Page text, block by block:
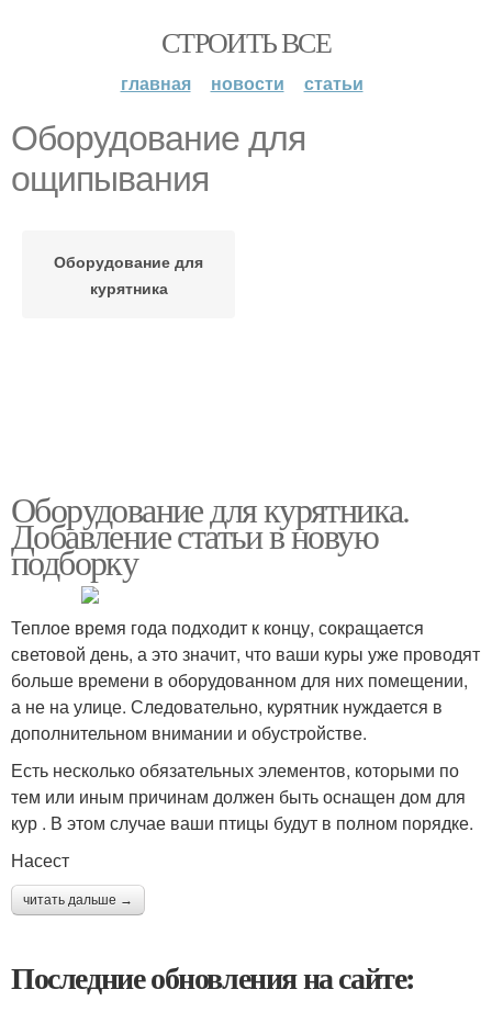
СТРОИТЬ ВСЕ
главная новости статьи
Оборудование для
ощипывания
Оборудование для
курятника
Оборудование для курятника.
Добавление статьи в новую
подборку
Теплое время года подходит к концу, сокращается
световой день, а это значит, что ваши куры уже проводят
больше времени в оборудованном для них помещении,
а не на улице. Следовательно, курятник нуждается в
дополнительном внимании и обустройстве.
Есть несколько обязательных элементов, которыми по
тем или иным причинам должен быть оснащен дом для
кур . В этом случае ваши птицы будут в полном порядке.
Насест
читать дальше →
Последние обновления на сайте: